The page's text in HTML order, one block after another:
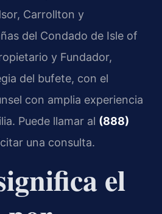
Carrollton y
del Condado de Isle of
y Fundador,
del bufete, con el
con amplia experiencia
Puede llamar al (888)
una consulta.
el